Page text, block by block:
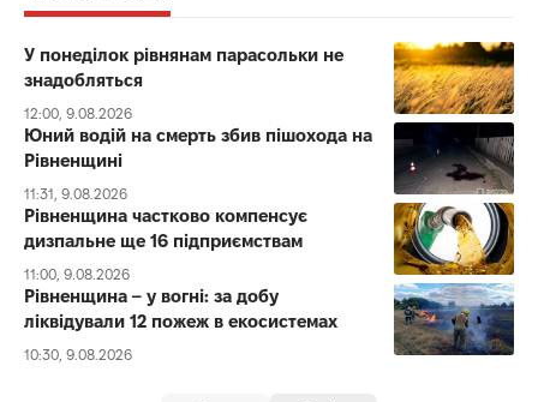
У понеділок рівнянам парасольки не
знадобляться
12:00, 9.08.2026
Юний водій на смерть збив пішохода на
Рівненщині
11:31, 9.08.2026
Рівненщина частково компенсує
дизпальне ще 16 підприємствам
11:00, 9.08.2026
Рівненщина – у вогні: за добу
ліквідували 12 пожеж в екосистемах
10:30, 9.08.2026